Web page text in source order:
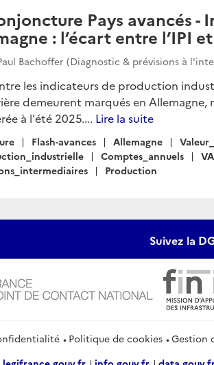
Pays avancés
: l’écart entre l’IPI
Bachoffer (Diagnostic & prévisions à
les indicateurs de production
demeurent marqués en Allemagne,
à l'été 2025.... Lire la suite
Flash-avances Allemagne
Comptes_annuels
Production
Suivez la
Politique de cookies Gestion